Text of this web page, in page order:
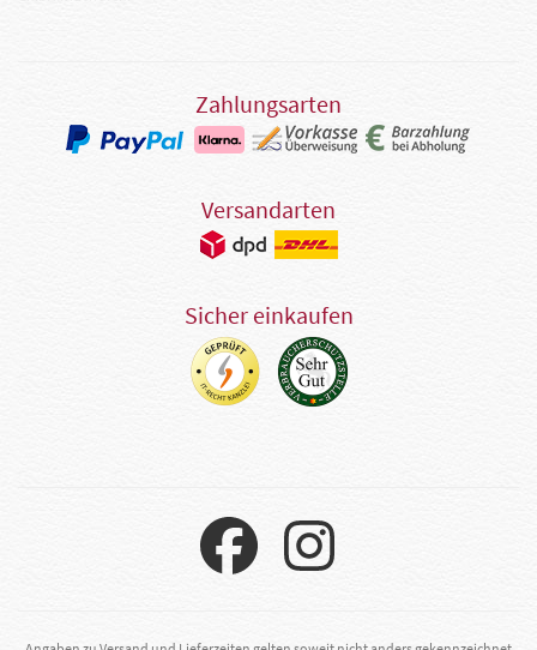
Zahlungsarten
Versandarten
Sicher einkaufen